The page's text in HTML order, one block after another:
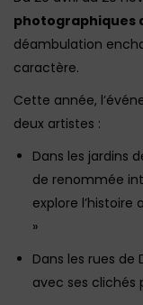
photographiques
déambulation
caractère.
Cette année,
deux artistes :
Dans les jardins
de renommée
explore
»
Dans les rues de
avec ses clichés